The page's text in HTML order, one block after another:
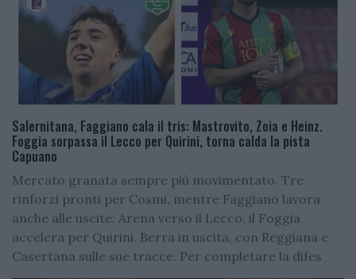
Salernitana, Faggiano cala il tris: Mastrovito, Zoia e Heinz.
Foggia sorpassa il Lecco per Quirini, torna calda la pista
Capuano
Mercato granata sempre più movimentato. Tre
rinforzi pronti per Cosmi, mentre Faggiano lavora
anche alle uscite: Arena verso il Lecco, il Foggia
accelera per Quirini. Berra in uscita, con Reggiana e
Casertana sulle sue tracce. Per completare la difes